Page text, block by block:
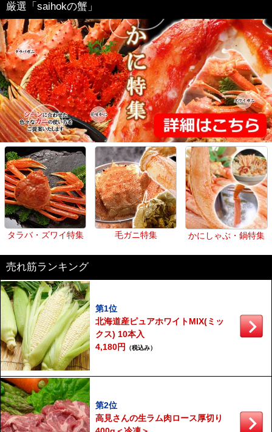
厳選「saihokの蟹」
タラバ・ズワイ特集 毛ガニ特集 かにしゃぶ・鍋特集
売れ筋ランキング
第1位
北海道産ピュアホワイトMIX(ミッ
クス) 10本入
4,180円
（税込み）
第2位
高見さんの生ラム肉ロース厚切り